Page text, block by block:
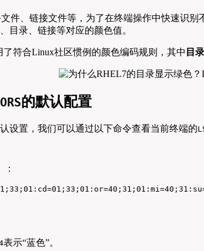
件、链接文件等，为了在终端操作中快速识别
目录、链接等对应的颜色值。
符合Linux社区惯例的颜色编码规则，其中 目
的默认配置
设置，我们可以通过以下命令查看当前终端的
表示“蓝色”。